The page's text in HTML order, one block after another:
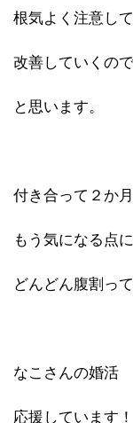
根気よく注意し
改善していくの
と思います。
付き合って２か
もう気になる点
どんどん腹割っ
なこさんの婚活
応援しています！